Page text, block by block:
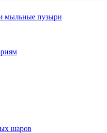
мыльные пузыри
шаров